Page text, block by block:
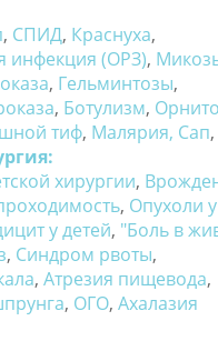
, СПИД, Краснуха,
инфекция (ОРЗ),
, Гельминтозы,
, Ботулизм,
тиф, Малярия, Сап,
хирургии,
, Опухоли у
у детей, "Боль в
, Синдром рвоты,
, Атрезия пищевода,
, ОГО, Ахалазия